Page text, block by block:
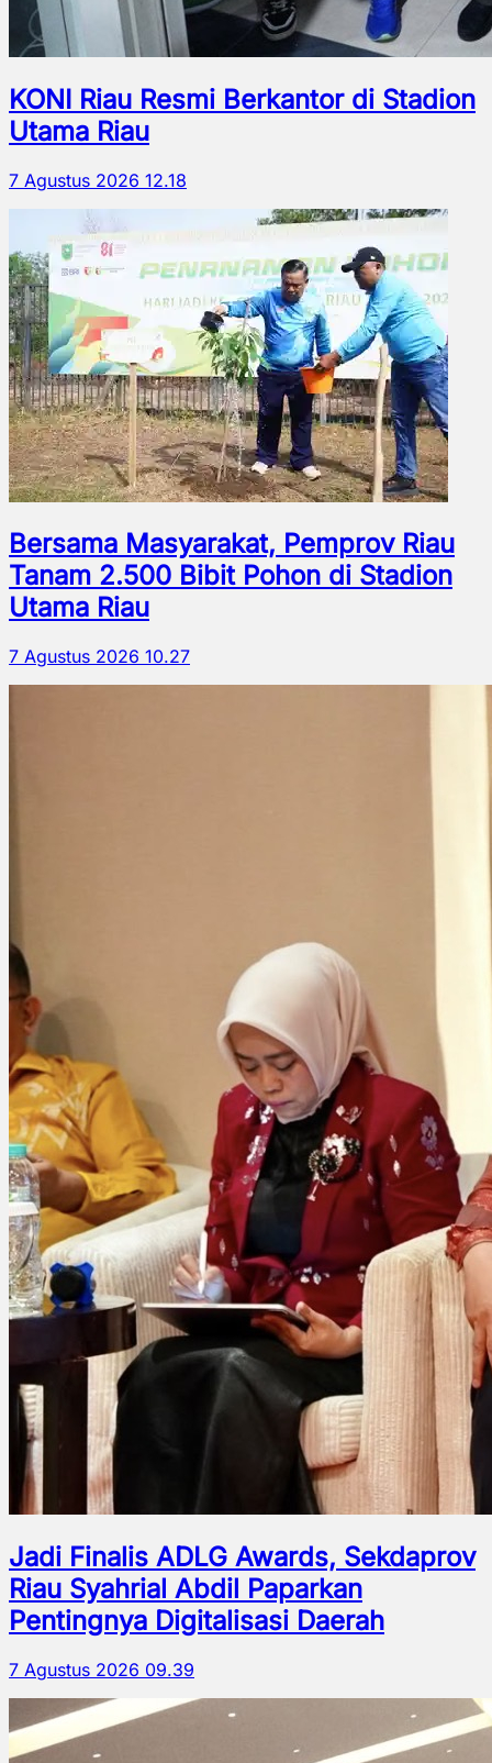
KONI Riau Resmi Berkantor di Stadion
Utama Riau
7 Agustus 2026 12.18
Bersama Masyarakat, Pemprov Riau
Tanam 2.500 Bibit Pohon di Stadion
Utama Riau
7 Agustus 2026 10.27
Jadi Finalis ADLG Awards, Sekdaprov
Riau Syahrial Abdil Paparkan
Pentingnya Digitalisasi Daerah
7 Agustus 2026 09.39